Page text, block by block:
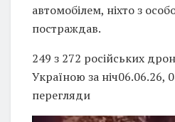
автомобілем, ніхто з
постраждав.
249 з 272 російських
Україною за ніч06.06.26,
перегляди